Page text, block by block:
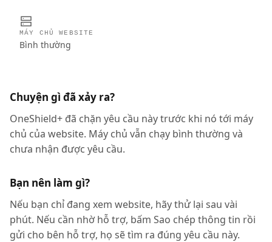
MÁY CHỦ WEBSITE
Bình thường
Chuyện gì đã xảy ra?
OneShield+ đã chặn yêu cầu này trước khi nó tới máy
chủ của website. Máy chủ vẫn chạy bình thường và
chưa nhận được yêu cầu.
Bạn nên làm gì?
Nếu bạn chỉ đang xem website, hãy thử lại sau vài
phút. Nếu cần nhờ hỗ trợ, bấm Sao chép thông tin rồi
gửi cho bên hỗ trợ, họ sẽ tìm ra đúng yêu cầu này.